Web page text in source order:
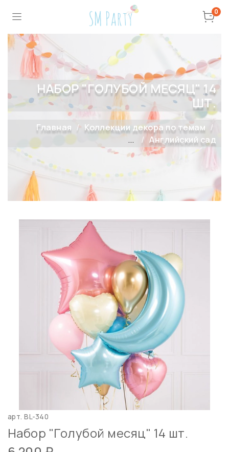
0
НАБОР "ГОЛУБОЙ МЕСЯЦ" 14
ШТ.
Главная
Коллекции декора по темам
...
Английский сад
арт.BL-340
Набор "Голубой месяц" 14 шт.